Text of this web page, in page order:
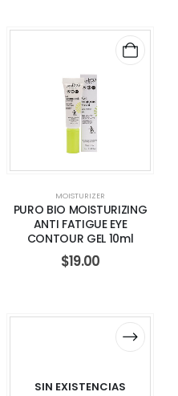
MOISTURIZER
PURO BIO MOISTURIZING
ANTI FATIGUE EYE
CONTOUR GEL 10ml
$19.00
SIN EXISTENCIAS